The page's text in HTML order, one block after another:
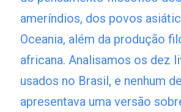
ameríndios, dos povos
Oceania, além da produção
africana. Analisamos os dez
usados no Brasil, e nenhum
apresentava uma versão